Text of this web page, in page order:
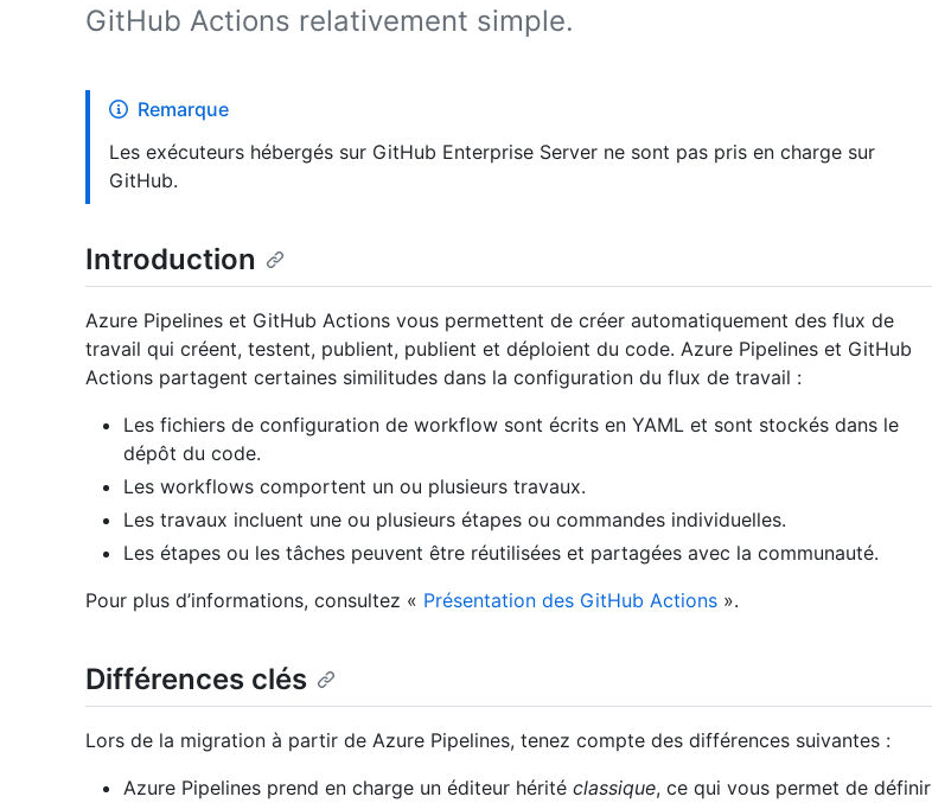
GitHub Actions relativement simple.
Remarque
Les exécuteurs hébergés sur GitHub Enterprise Server ne sont pas pris en charge sur
GitHub.
Introduction
Azure Pipelines et GitHub Actions vous permettent de créer automatiquement des flux de
travail qui créent, testent, publient, publient et déploient du code. Azure Pipelines et GitHub
Actions partagent certaines similitudes dans la configuration du flux de travail :
Les fichiers de configuration de workflow sont écrits en YAML et sont stockés dans le
dépôt du code.
Les workflows comportent un ou plusieurs travaux.
Les travaux incluent une ou plusieurs étapes ou commandes individuelles.
Les étapes ou les tâches peuvent être réutilisées et partagées avec la communauté.
Pour plus d’informations, consultez « Présentation des GitHub Actions ».
Différences clés
Lors de la migration à partir de Azure Pipelines, tenez compte des différences suivantes :
Azure Pipelines prend en charge un éditeur hérité classique, ce qui vous permet de définir